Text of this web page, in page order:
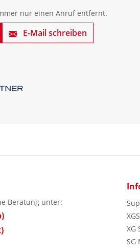
nur einen Anruf entfernt.
E-Mail schreiben
Beratung unter:
XG
SG